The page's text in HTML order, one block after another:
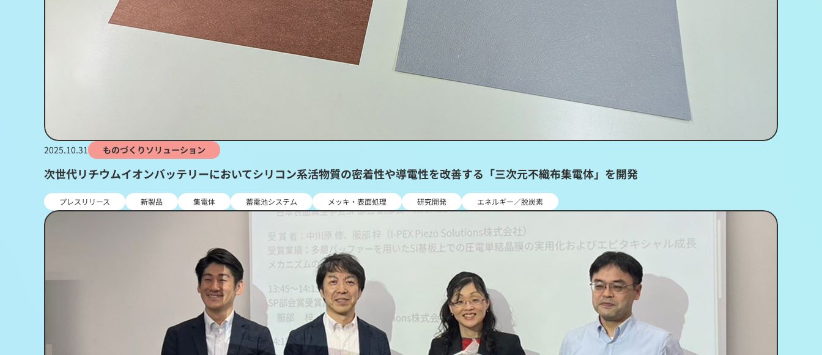
2025.10.31 ものづくりソリューション
次世代リチウムイオンバッテリーにおいてシリコン系活物質の密着性や導電性を改善する「三次元不織布集電体」を開発
プレスリリース 新製品 集電体 蓄電池システム メッキ・表面処理 研究開発 エネルギー／脱炭素